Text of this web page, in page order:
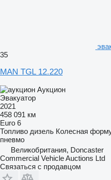
35
MAN TGL 12.220
Аукцион
Эвакуатор
2021
458 091 км
Euro 6
Топливо дизель Колесная
пневмо
Великобритания, Doncaster
Commercial Vehicle Auctions Ltd
Связаться с продавцом